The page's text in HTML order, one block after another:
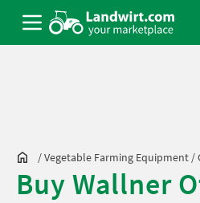
/Vegetable Farming Equipment /
Buy Wallner